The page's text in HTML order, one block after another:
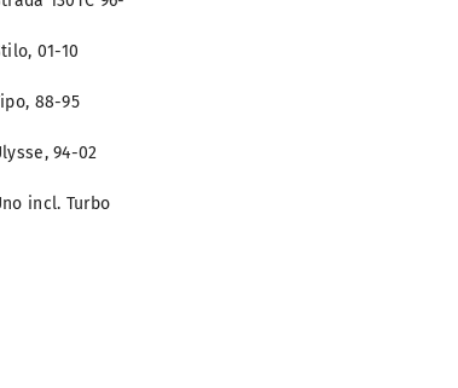
01-10
88-95
94-02
incl. Turbo